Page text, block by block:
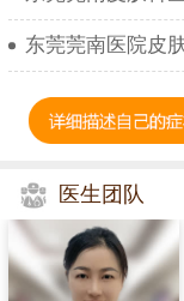
东莞莞南医院皮
医生团队